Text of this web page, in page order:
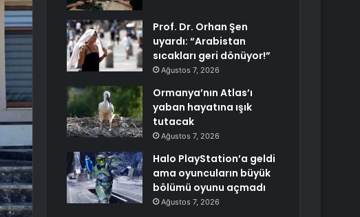
Prof. Dr. Orhan Şen
uyardı: “Arabistan
sıcakları geri dönüyor!”
Ağustos 7, 2026
Ormanya’nın Atlas’ı
yaban hayatına ışık
tutacak
Ağustos 7, 2026
Halo PlayStation’a geldi
ama oyuncuların büyük
bölümü oyunu açmadı
Ağustos 7, 2026